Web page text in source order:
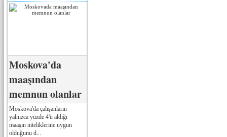
Moskova'da
maaşından
memnun olanlar
Moskova'da çalışanların
yalnızca yüzde 4'ü aldığı
maaşın niteliklerine uygun
olduğunu d...